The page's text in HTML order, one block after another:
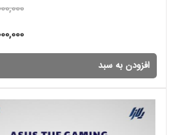
افزودن به سبد